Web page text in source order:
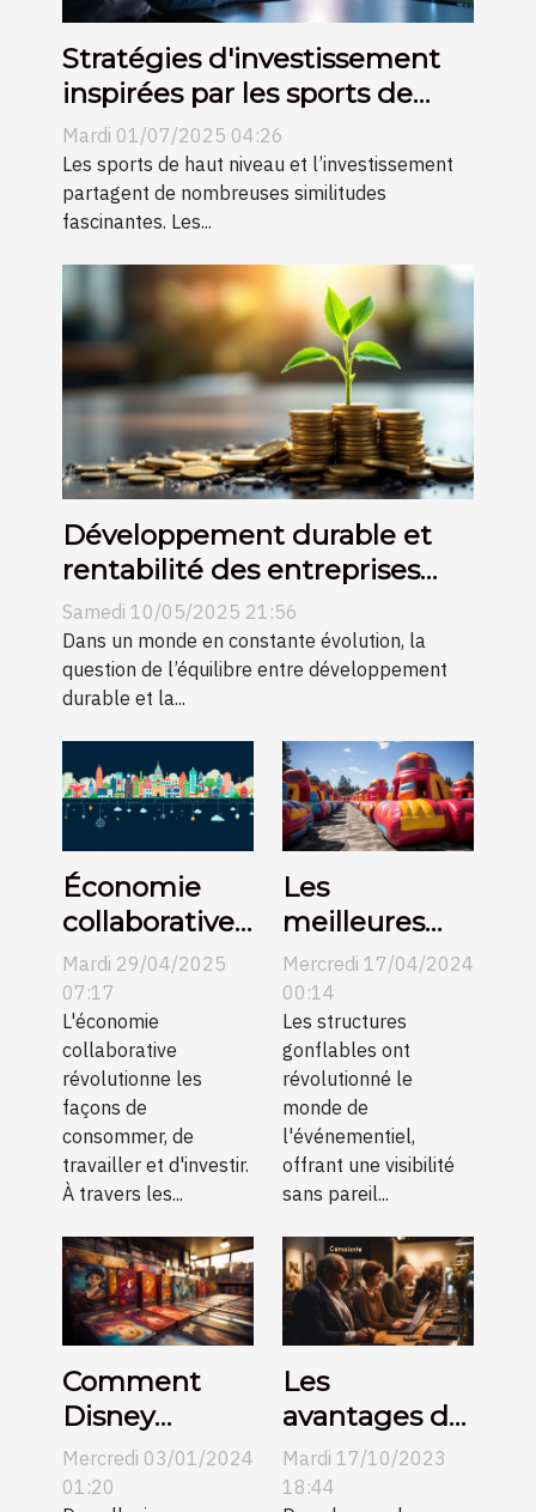
Stratégies d'investissement
inspirées par les sports de
haut niveau
Mardi 01/07/2025 04:26
Les sports de haut niveau et l’investissement
partagent de nombreuses similitudes
fascinantes. Les...
Développement durable et
rentabilité des entreprises
Comment concilier écologie
et profitabilité en 2023
Samedi 10/05/2025 21:56
Dans un monde en constante évolution, la
question de l’équilibre entre développement
durable et la...
Économie
collaborative
quels
secteurs
émergents
pour investir
Mardi 29/04/2025
07:17
L'économie
collaborative
révolutionne les
façons de
consommer, de
travailler et d'investir.
À travers les...
Les
meilleures
occasions
pour déployer
des
structures
gonflables
pour un
impact
maximum
Mercredi 17/04/2024
00:14
Les structures
gonflables ont
révolutionné le
monde de
l'événementiel,
offrant une visibilité
sans pareil...
Comment
Disney
Lorcana
pourrait
Mercredi 03/01/2024
01:20
Les
avantages de
la création de
sites e-
Mardi 17/10/2023
18:44